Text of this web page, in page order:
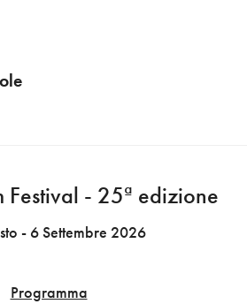
Festival - 25ª edizione
- 6 Settembre 2026
Programma